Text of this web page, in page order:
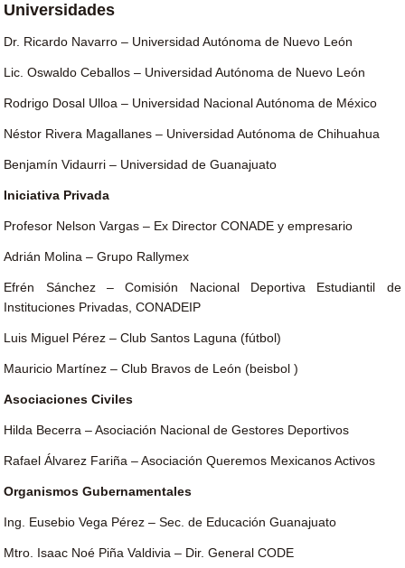
Universidades
Dr. Ricardo Navarro – Universidad Autónoma de Nuevo León
Lic. Oswaldo Ceballos – Universidad Autónoma de Nuevo León
Rodrigo Dosal Ulloa – Universidad Nacional Autónoma de México
Néstor Rivera Magallanes – Universidad Autónoma de Chihuahua
Benjamín Vidaurri – Universidad de Guanajuato
Iniciativa Privada
Profesor Nelson Vargas – Ex Director CONADE y empresario
Adrián Molina – Grupo Rallymex
Efrén Sánchez – Comisión Nacional Deportiva Estudiantil de
Instituciones Privadas, CONADEIP
Luis Miguel Pérez – Club Santos Laguna (fútbol)
Mauricio Martínez – Club Bravos de León (beisbol )
Asociaciones Civiles
Hilda Becerra – Asociación Nacional de Gestores Deportivos
Rafael Álvarez Fariña – Asociación Queremos Mexicanos Activos
Organismos Gubernamentales
Ing. Eusebio Vega Pérez – Sec. de Educación Guanajuato
Mtro. Isaac Noé Piña Valdivia – Dir. General CODE